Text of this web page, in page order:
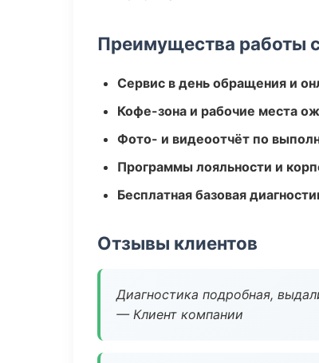
Преимущества работы
Сервис в день обращения и
Кофе-зона и рабочие места
Фото- и видеоотчёт по
Программы лояльности и
Бесплатная базовая
Отзывы клиентов
Диагностика подробная,
— Клиент компании